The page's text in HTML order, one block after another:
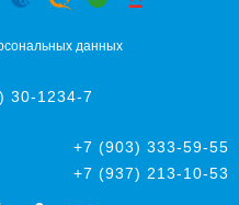
данных
30-1234-7
+7 (903) 333-59-55
+7 (937) 213-10-53